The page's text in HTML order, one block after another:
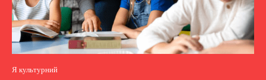
Я культурний